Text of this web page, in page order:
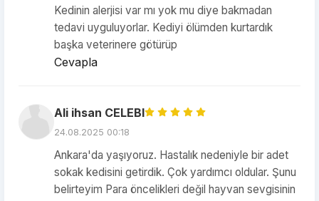
Kedinin alerjisi var mı yok mu diye bakmadan
tedavi uyguluyorlar. Kediyi ölümden kurtardık
başka veterinere götürüp
Cevapla
Ali ihsan CELEBI
24.08.2025 00:18
Ankara'da yaşıyoruz. Hastalık nedeniyle bir adet
sokak kedisini getirdik. Çok yardımcı oldular. Şunu
belirteyim Para öncelikleri değil hayvan sevgisinin